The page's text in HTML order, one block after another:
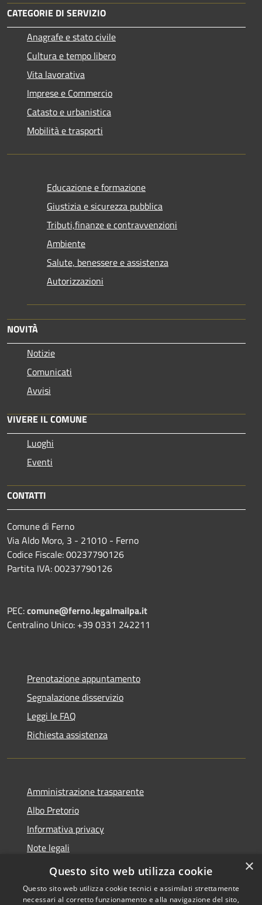
CATEGORIE DI SERVIZIO
Anagrafe e stato civile
Cultura e tempo libero
Vita lavorativa
Imprese e Commercio
Catasto e urbanistica
Mobilità e trasporti
Educazione e formazione
Giustizia e sicurezza pubblica
Tributi,finanze e contravvenzioni
Ambiente
Salute, benessere e assistenza
Autorizzazioni
NOVITÀ
Notizie
Comunicati
Avvisi
VIVERE IL COMUNE
Luoghi
Eventi
CONTATTI
Comune di Ferno
Via Aldo Moro, 3 - 21010 - Ferno
Codice Fiscale: 00237790126
Partita IVA: 00237790126
PEC:comune@ferno.legalmailpa.it
Centralino Unico: +39 0331 242211
Prenotazione appuntamento
Segnalazione disservizio
Leggi le FAQ
Richiesta assistenza
Amministrazione trasparente
Albo Pretorio
Informativa privacy
Note legali
Dichiarazione di accessibilità
×
Questo sito web utilizza cookie
Questo sito web utilizza cookie tecnici e assimilati strettamente
necessari al corretto funzionamento e alla navigazione del sito,